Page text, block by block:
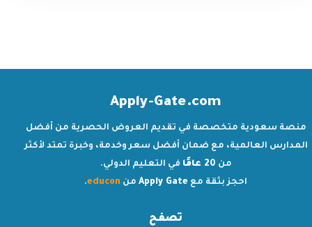
Apply-Gate.com
منصة سعودية متخصصة في تقديم العروض الحصرية من أفضل
المدارس العالمية، مع ضمان أفضل سعر وخدمة، وخبرة تمتد لأكثر
من 20 عامًا
في التعليم الدولي.
احجز بثقة مع Apply Gate من educon
.
تصفح